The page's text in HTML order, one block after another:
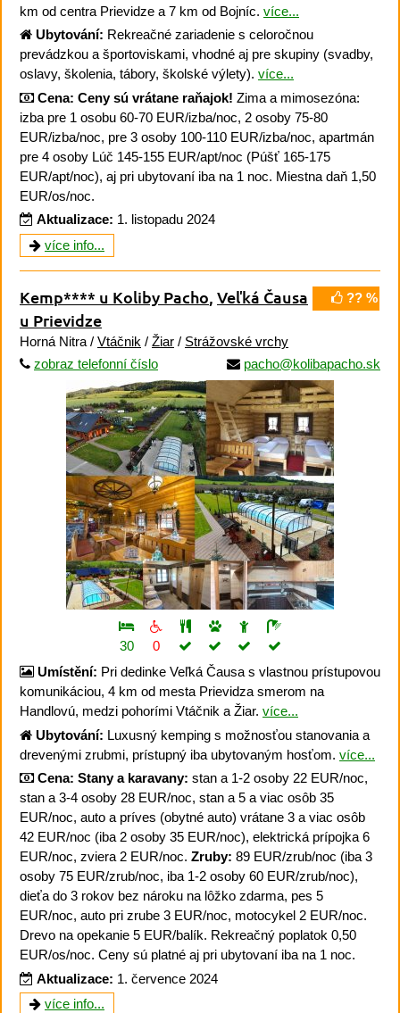
km od centra Prievidze a 7 km od Bojníc. více...
Ubytování: Rekreačné zariadenie s celoročnou
prevádzkou a športoviskami, vhodné aj pre skupiny (svadby,
oslavy, školenia, tábory, školské výlety). více...
Cena: Ceny sú vrátane raňajok! Zima a mimosezóna:
izba pre 1 osobu 60-70 EUR/izba/noc, 2 osoby 75-80
EUR/izba/noc, pre 3 osoby 100-110 EUR/izba/noc, apartmán
pre 4 osoby Lúč 145-155 EUR/apt/noc (Púšť 165-175
EUR/apt/noc), aj pri ubytovaní iba na 1 noc. Miestna daň 1,50
EUR/os/noc.
Aktualizace: 1. listopadu 2024
více info...
?? %
Kemp**** u Koliby Pacho, Veľká Čausa
u Prievidze
Horná Nitra / Vtáčnik / Žiar / Strážovské vrchy
zobraz telefonní číslo
pacho@kolibapacho.sk
30
0
Umístění: Pri dedinke Veľká Čausa s vlastnou prístupovou
komunikáciou, 4 km od mesta Prievidza smerom na
Handlovú, medzi pohorími Vtáčnik a Žiar. více...
Ubytování: Luxusný kemping s možnosťou stanovania a
drevenými zrubmi, prístupný iba ubytovaným hosťom. více...
Cena: Stany a karavany: stan a 1-2 osoby 22 EUR/noc,
stan a 3-4 osoby 28 EUR/noc, stan a 5 a viac osôb 35
EUR/noc, auto a príves (obytné auto) vrátane 3 a viac osôb
42 EUR/noc (iba 2 osoby 35 EUR/noc), elektrická prípojka 6
EUR/noc, zviera 2 EUR/noc. Zruby: 89 EUR/zrub/noc (iba 3
osoby 75 EUR/zrub/noc, iba 1-2 osoby 60 EUR/zrub/noc),
dieťa do 3 rokov bez nároku na lôžko zdarma, pes 5
EUR/noc, auto pri zrube 3 EUR/noc, motocykel 2 EUR/noc.
Drevo na opekanie 5 EUR/balík. Rekreačný poplatok 0,50
EUR/os/noc. Ceny sú platné aj pri ubytovaní iba na 1 noc.
Aktualizace: 1. července 2024
více info...